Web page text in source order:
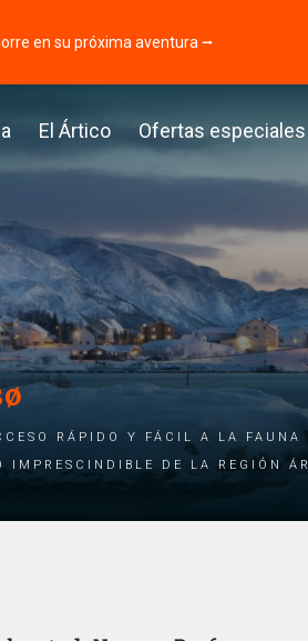
en su próxima aventura ⭢
El Ártico Ofertas especiales
rápido y fácil a la fauna
imprescindible de la región